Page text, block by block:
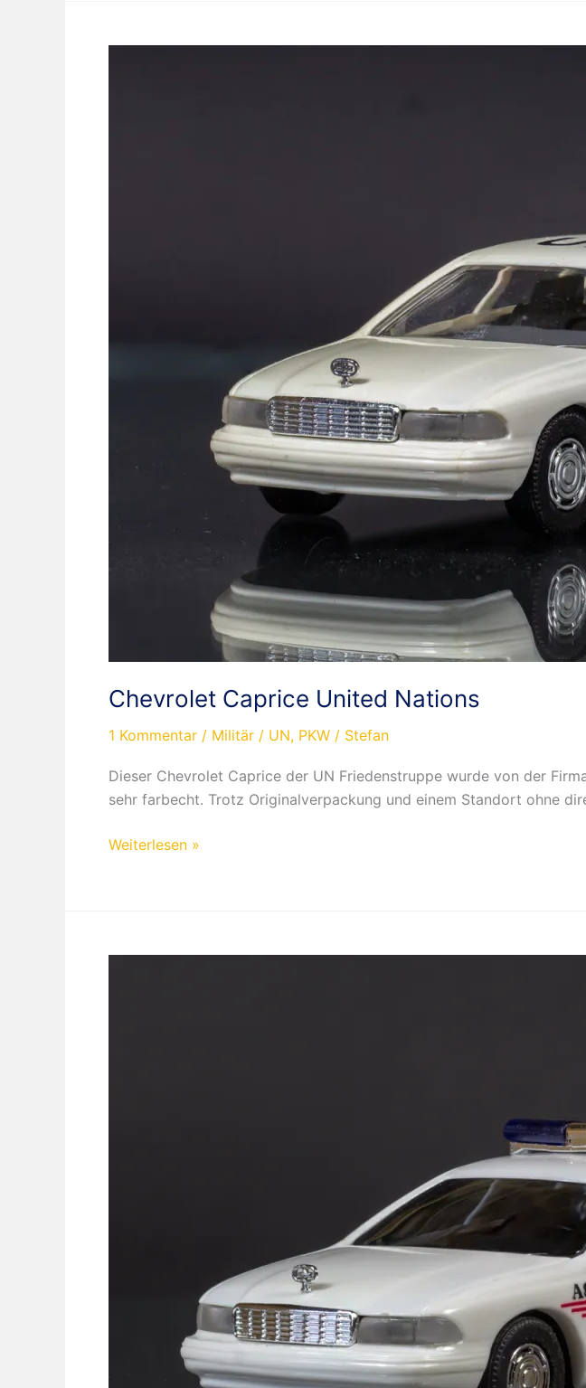
Chevrolet Caprice United Nations
1 Kommentar / Militär / UN, PKW / Stefan
Dieser Chevrolet Caprice der UN Friedenstruppe wurde von der
sehr farbecht. Trotz Originalverpackung und einem Standort ohne
Chevrolet
Weiterlesen »